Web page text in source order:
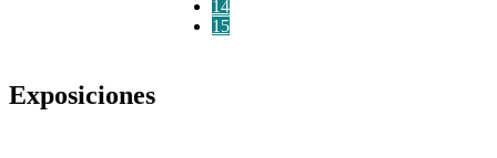
14
15
Exposiciones